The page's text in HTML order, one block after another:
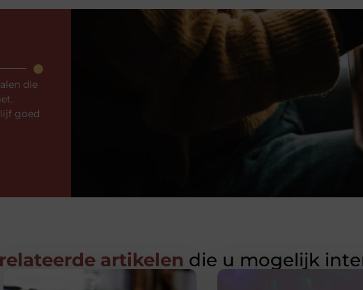
die
goed
artikelen die u mogelijk